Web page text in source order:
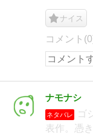
ナイス
コメント
ナモナシ
ネタバレ
ゴ
表作。憑